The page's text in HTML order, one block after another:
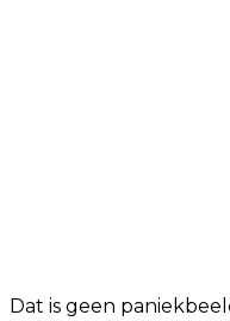
Dat is geen